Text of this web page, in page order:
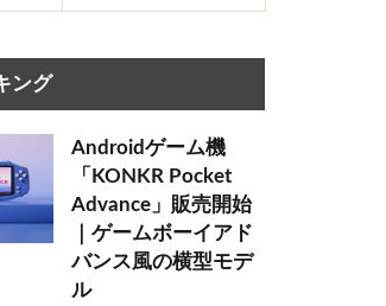
ング
Androidゲーム機
「KONKR Pocket
Advance」販売開始
｜ゲームボーイアド
バンス風の横型モデ
ル